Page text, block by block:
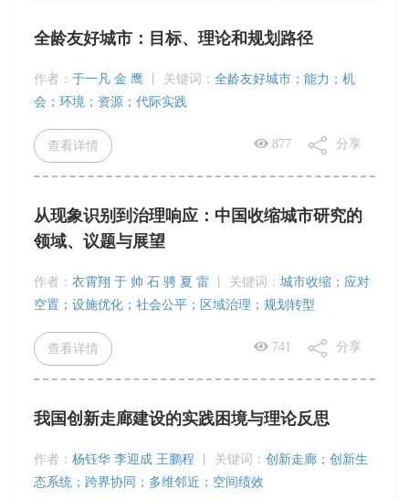
全龄友好城市：目标、理论和规划路径
作者： 于一凡 金 鹰 关键词： 全龄友好城市；能力；机
会；环境；资源；代际实践
查看详情 877 分享
从现象识别到治理响应：中国收缩城市研究的
领域、议题与展望
作者： 衣霄翔 于 帅 石 骋 夏 雷 关键词： 城市收缩；应对
空置；设施优化；社会公平；区域治理；规划转型
查看详情 741 分享
我国创新走廊建设的实践困境与理论反思
作者： 杨钰华 李迎成 王鹏程 关键词： 创新走廊；创新生
态系统；跨界协同；多维邻近；空间绩效